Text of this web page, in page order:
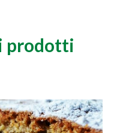
prodotti